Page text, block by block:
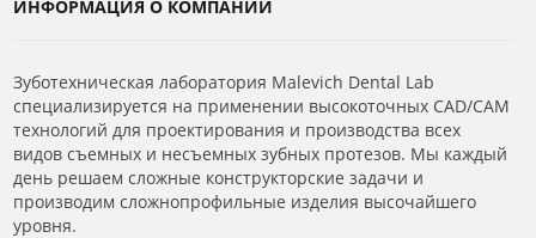
вопросам.
ИНФОРМАЦИЯ О КОМПАНИИ
Зуботехническая лаборатория Malevich Dental Lab
специализируется на применении высокоточных CAD/CAM
технологий для проектирования и производства всех
видов съемных и несъемных зубных протезов. Мы каждый
день решаем сложные конструкторские задачи и
производим сложнопрофильные изделия высочайшего
уровня.